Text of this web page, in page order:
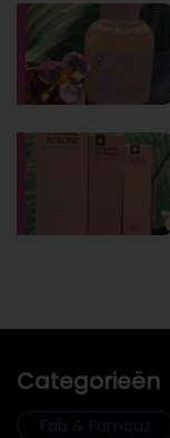
Categorieën
Fab & Famouz